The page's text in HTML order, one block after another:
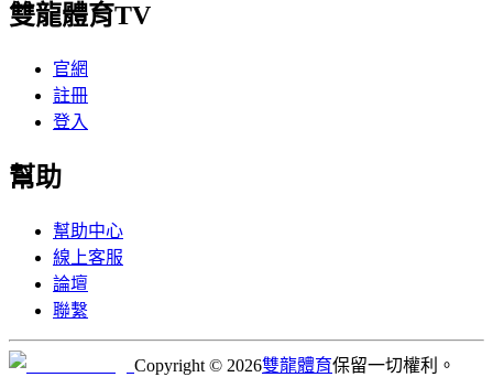
雙龍體育TV
官網
註冊
登入
幫助
幫助中心
線上客服
論壇
聯繫
Copyright © 2026雙龍體育保留一切權利。